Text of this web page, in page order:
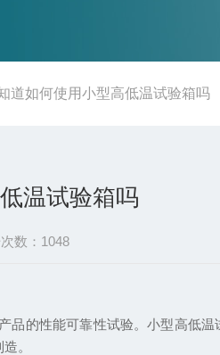
道如何使用小型高低温试验箱吗
温试验箱吗
数：1048
品的性能可靠性试验。小型高低
。